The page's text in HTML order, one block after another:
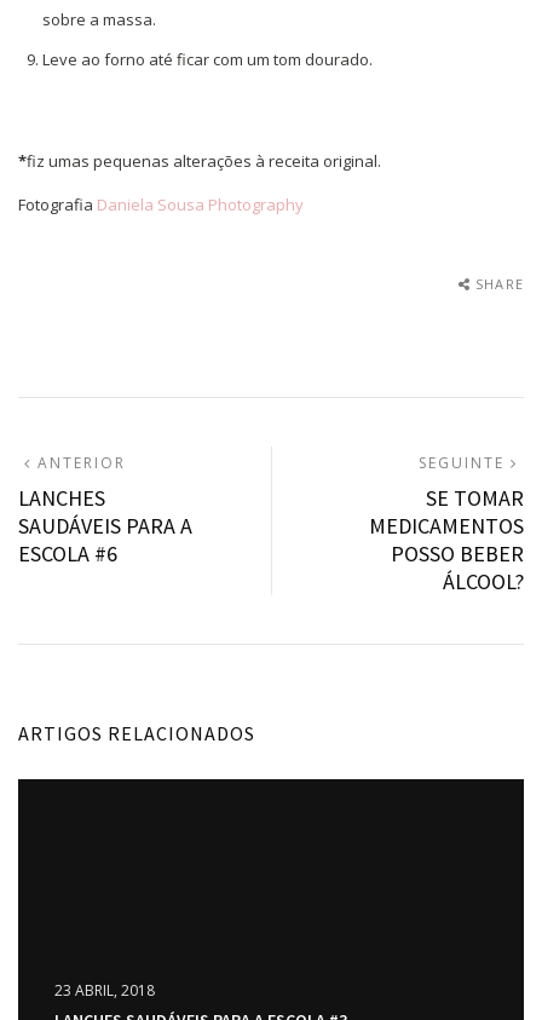
sobre a massa.
Leve ao forno até ficar com um tom dourado.
*fiz umas pequenas alterações à receita original.
Fotografia Daniela Sousa Photography
SHARE
Navegação
de
artigos
ANTERIOR
LANCHES
SAUDÁVEIS PARA A
ESCOLA #6
SEGUINTE
SE TOMAR
MEDICAMENTOS
POSSO BEBER
ÁLCOOL?
ARTIGOS RELACIONADOS
23 ABRIL, 2018